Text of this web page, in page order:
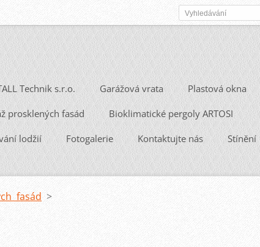
Technik s.r.o. Garážová vrata Plastová okna
prosklených fasád Bioklimatické pergoly ARTOSI
lodžií Fotogalerie Kontaktujte nás Stínění
fasád >